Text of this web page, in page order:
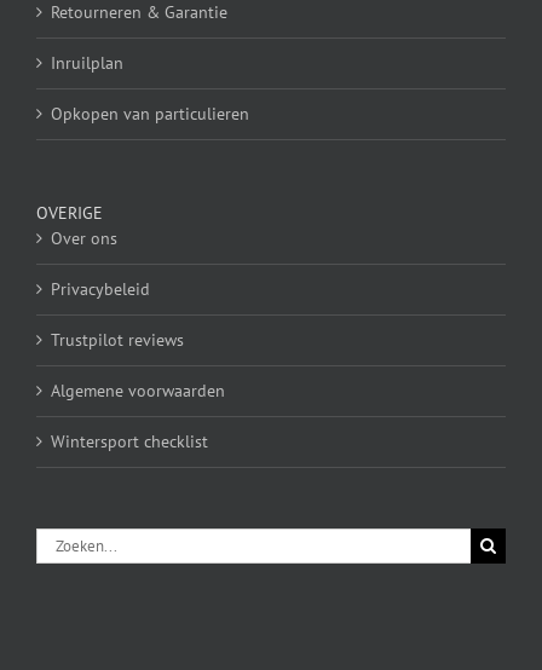
Retourneren & Garantie
Inruilplan
Opkopen van particulieren
OVERIGE
Over ons
Privacybeleid
Trustpilot reviews
Algemene voorwaarden
Wintersport checklist
Zoeken
naar: